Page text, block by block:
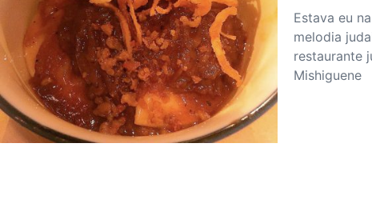
Estava eu
melodia
restaurante
Mishiguene